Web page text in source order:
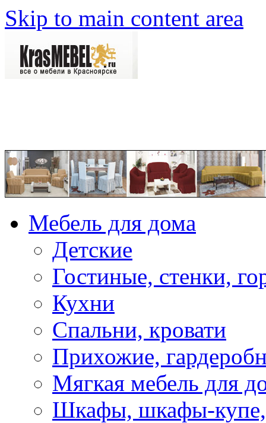
Skip to main content area
Мебель для дома
Детские
Гостиные, стенки,
Кухни
Спальни, кровати
Прихожие,
Мягкая мебель для
Шкафы, шкафы-купе,